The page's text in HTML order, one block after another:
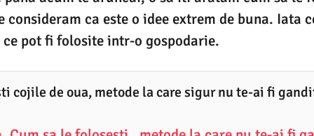
consideram ca este o idee extrem de buna. Iata
pot fi folosite intr-o gospodarie.
cojile de oua, metode la care sigur nu te-ai fi